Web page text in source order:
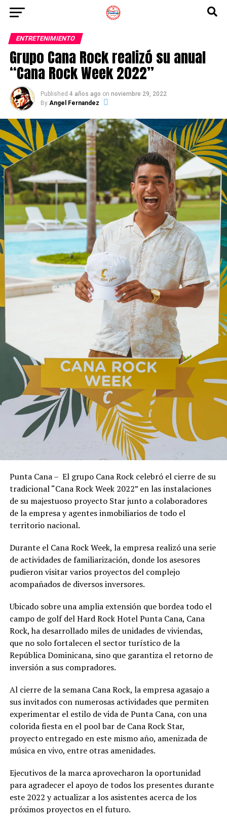
ENTRETENIMIENTO
Grupo Cana Rock realizó su anual
“Cana Rock Week 2022”
Published 4 años ago on noviembre 29, 2022
By Angel Fernandez
Punta Cana – El grupo Cana Rock celebró el cierre de su
tradicional “Cana Rock Week 2022” en las instalaciones
de su majestuoso proyecto Star junto a colaboradores
de la empresa y agentes inmobiliarios de todo el
territorio nacional.
Durante el Cana Rock Week, la empresa realizó una serie
de actividades de familiarización, donde los asesores
pudieron visitar varios proyectos del complejo
acompañados de diversos inversores.
Ubicado sobre una amplia extensión que bordea todo el
campo de golf del Hard Rock Hotel Punta Cana, Cana
Rock, ha desarrollado miles de unidades de viviendas,
que no solo fortalecen el sector turístico de la
República Dominicana, sino que garantiza el retorno de
inversión a sus compradores.
Al cierre de la semana Cana Rock, la empresa agasajo a
sus invitados con numerosas actividades que permiten
experimentar el estilo de vida de Punta Cana, con una
colorida fiesta en el pool bar de Cana Rock Star,
proyecto entregado en este mismo año, amenizada de
música en vivo, entre otras amenidades.
Ejecutivos de la marca aprovecharon la oportunidad
para agradecer el apoyo de todos los presentes durante
este 2022 y actualizar a los asistentes acerca de los
próximos proyectos en el futuro.